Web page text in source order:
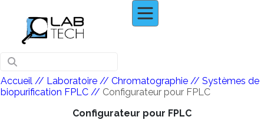
Accueil // Laboratoire // Chromatographie // Systèmes de
biopurification FPLC // Configurateur pour FPLC
Configurateur pour FPLC